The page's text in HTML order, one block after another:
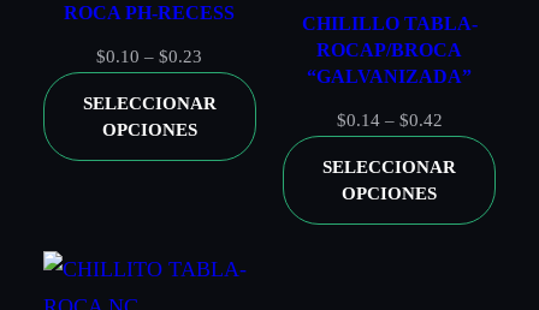
3/4, 14 X 1, 14 X
1 1/4, 14 X 1 1/2,
14 X 2, 14 X 2
1/2, 14 X 3, 14 X
3 1/2, 14 X 4
Caja
NOMBRE*
ROCA PH-RECESS
$0.10 – $0.23
desde
SELECCIONAR
OPCIONES
CHILILLO TABLA-
ROCAP/BROCA
“GALVANIZADA”
$0.14 – $0.42Rango
desde
SELECCIONAR
OPCIONES